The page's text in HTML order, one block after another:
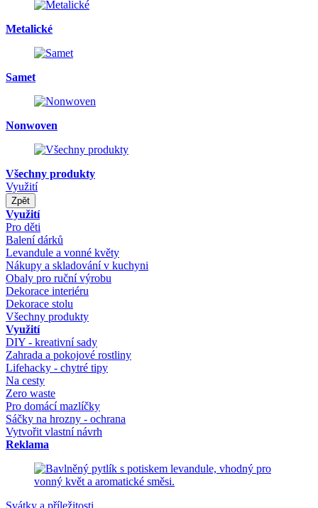
Metalické
Samet
Nonwoven
Všechny produkty
Využití
Zpět
Využití
Pro děti
Balení dárků
Levandule a vonné květy
Nákupy a skladování v kuchyni
Obaly pro ruční výrobu
Dekorace interiéru
Dekorace stolu
Všechny produkty
Využití
DIY - kreativní sady
Zahrada a pokojové rostliny
Lifehacky - chytré tipy
Na cesty
Zero waste
Pro domácí mazlíčky
Sáčky na hrozny - ochrana
Vytvořit vlastní návrh
Reklama
Svátky a příležitosti